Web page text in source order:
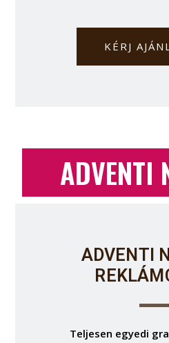
KÉRJ
ADVENTI
ADVENTI
Teljesen egyedi